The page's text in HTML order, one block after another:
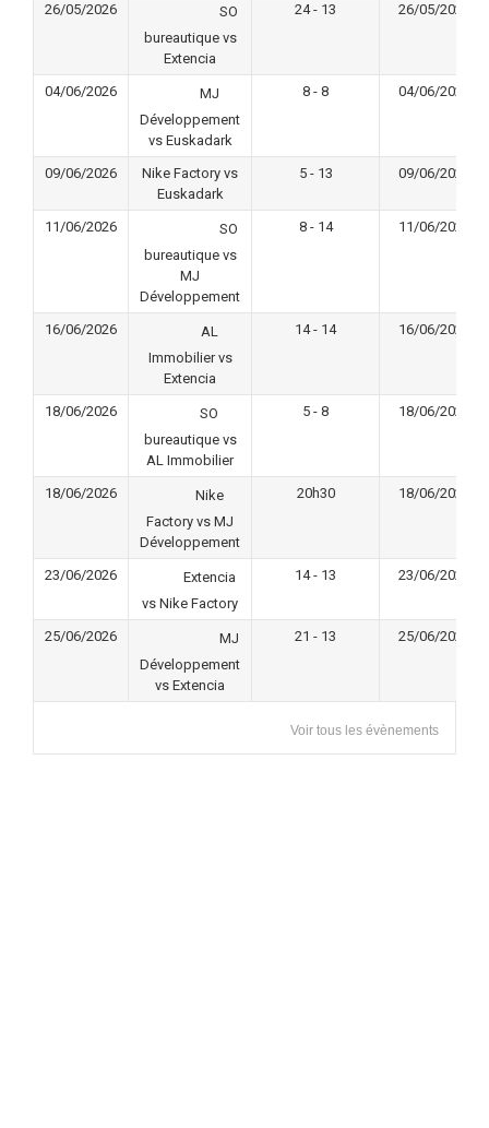
26/05/2026
SO
bureautique vs
Extencia
24 - 13 26/05/2026
04/06/2026
MJ
Développement
vs Euskadark
8 - 8 04/06/2026
09/06/2026
Nike Factory vs
Euskadark
5 - 13 09/06/2026
11/06/2026
SO
bureautique vs
MJ
Développement
8 - 14 11/06/2026
16/06/2026
AL
Immobilier vs
Extencia
14 - 14 16/06/2026
18/06/2026
SO
bureautique vs
AL Immobilier
5 - 8 18/06/2026
18/06/2026
Nike
Factory vs MJ
Développement
20h30 18/06/2026
23/06/2026
Extencia
vs Nike Factory
14 - 13 23/06/2026
25/06/2026
MJ
Développement
vs Extencia
21 - 13 25/06/2026
Voir tous les évènements